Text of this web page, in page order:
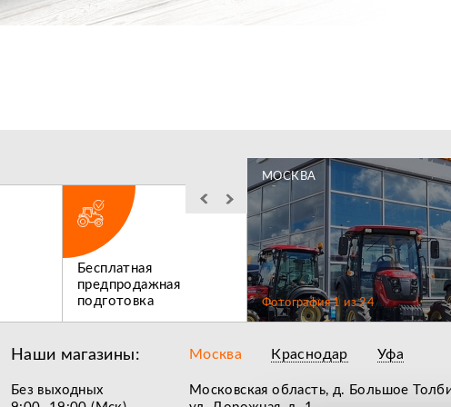
Бесплатная
предпродажная
подготовка
Льготное
послегарантийное
обслуживание
МОСКВА
Фотография1 из24
Наши магазины: Москва Краснодар Уфа
Без выходных
Московская область, д. Большое